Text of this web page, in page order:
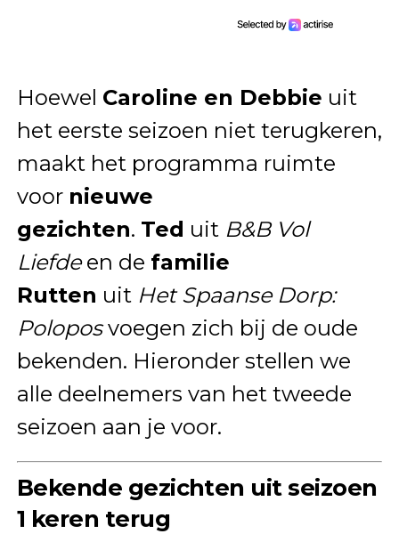
Hoewel Caroline en Debbie uit
het eerste seizoen niet terugkeren,
maakt het programma ruimte
voor nieuwe
gezichten. Ted uit B&B Vol
Liefdeen de familie
Rutten uit Het Spaanse Dorp:
Poloposvoegen zich bij de oude
bekenden. Hieronder stellen we
alle deelnemers van het tweede
seizoen aan je voor.
Bekende gezichten uit seizoen
1 keren terug